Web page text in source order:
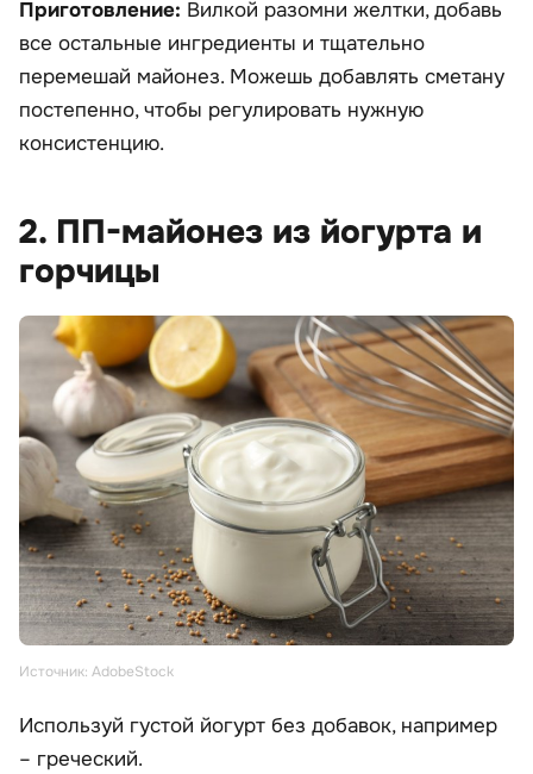
Приготовление: Вилкой разомни желтки, добавь
все остальные ингредиенты и тщательно
перемешай майонез. Можешь добавлять сметану
постепенно, чтобы регулировать нужную
консистенцию.
2. ПП-майонез из йогурта и
горчицы
Источник: AdobeStock
Используй густой йогурт без добавок, например
– греческий.